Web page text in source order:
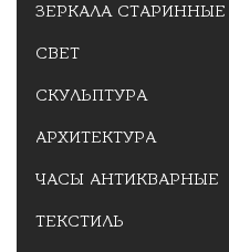
ЗЕРКАЛА СТАРИННЫЕ
СВЕТ
СКУЛЬПТУРА
АРХИТЕКТУРА
ЧАСЫ АНТИКВАРНЫЕ
ТЕКСТИЛЬ